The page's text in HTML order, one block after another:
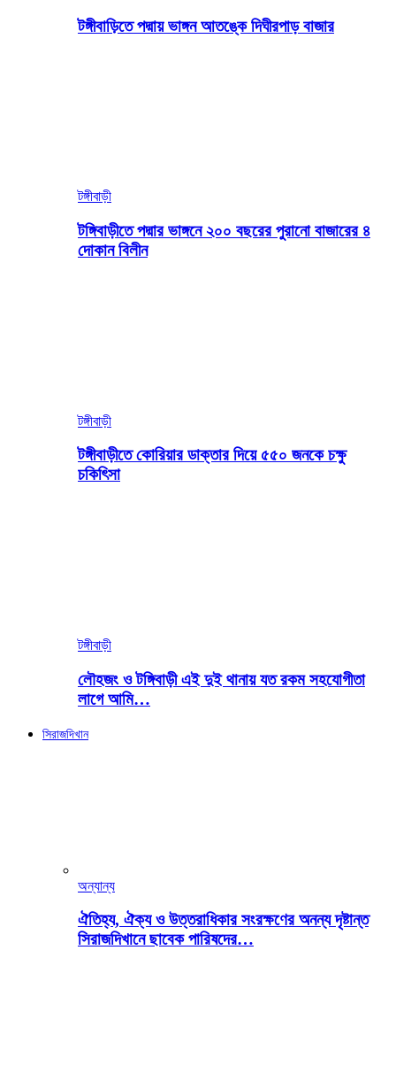
টঙ্গীবাড়িতে পদ্মায় ভাঙ্গন আতঙ্কে দিঘীরপাড় বাজার
টঙ্গীবাড়ী
টঙ্গিবাড়ীতে পদ্মার ভাঙ্গনে ২০০ বছরের পুরানো বাজারের ৪
দোকান বিলীন
টঙ্গীবাড়ী
টঙ্গীবাড়ীতে কোরিয়ার ডাক্তার দিয়ে ৫৫০ জনকে চক্ষু
চকিৎিসা
টঙ্গীবাড়ী
লৌহজং ও টঙ্গিবাড়ী এই দুই থানায় যত রকম সহযোগীতা
লাগে আমি…
সিরাজদিখান
অন্যান্য
ঐতিহ্য, ঐক্য ও উত্তরাধিকার সংরক্ষণের অনন্য দৃষ্টান্ত
সিরাজদিখানে ছাবেক পারিষদের…